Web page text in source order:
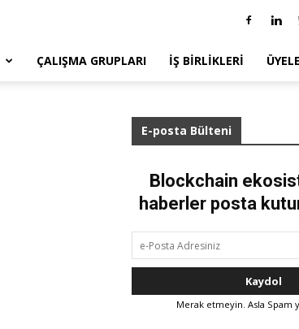
ÇALIŞMA GRUPLARI İŞ BIRLIKLERI
E-posta Bülteni
Blockchain
haberler posta
Merak etmeyin. Asla Spam